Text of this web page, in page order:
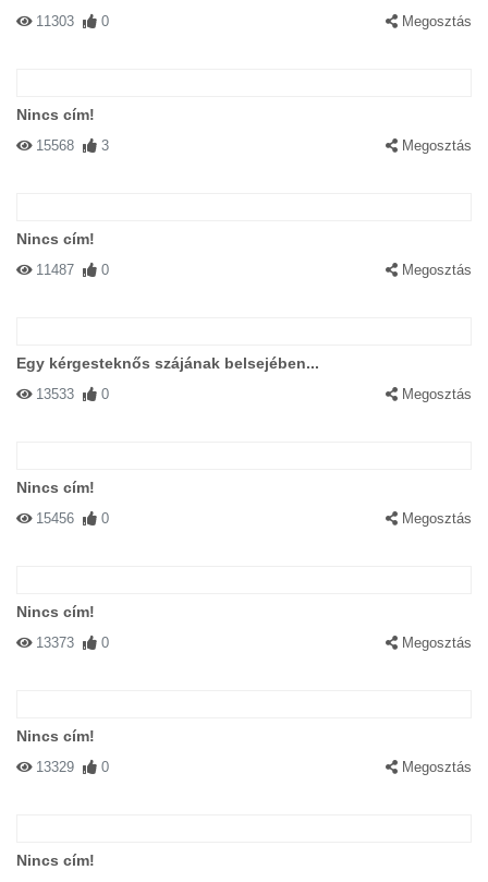
11303 0 Megosztás
Nincs cím!
15568 3 Megosztás
Nincs cím!
11487 0 Megosztás
Egy kérgesteknős szájának belsejében...
13533 0 Megosztás
Nincs cím!
15456 0 Megosztás
Nincs cím!
13373 0 Megosztás
Nincs cím!
13329 0 Megosztás
Nincs cím!